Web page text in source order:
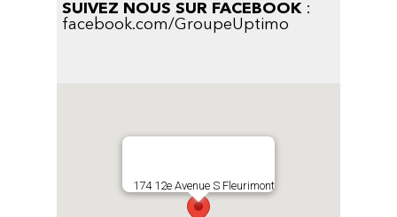
SUIVEZ NOUS SUR FACEBOOK:
facebook.com/GroupeUptimo
174 12e Avenue S Fleurimont